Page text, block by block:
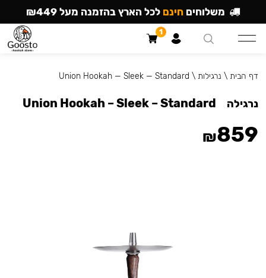
דף הבית \ נרגילות \
Union Hookah — Sleek — Standard
נרגילה Union Hookah – Sleek – Standard
₪859
משלוחים חינם לכל הארץ בהזמנה מעל ₪449
1